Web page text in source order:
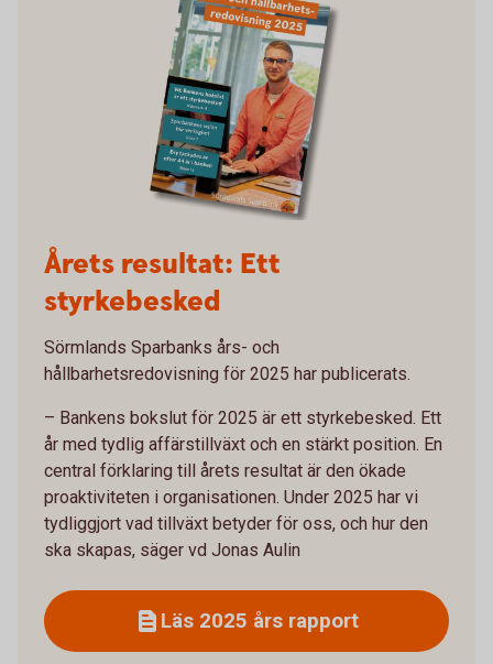
Årets resultat: Ett
styrkebesked
Sörmlands Sparbanks års- och
hållbarhetsredovisning för 2025 har publicerats.
– Bankens bokslut för 2025 är ett styrkebesked. Ett
år med tydlig affärstillväxt och en stärkt position. En
central förklaring till årets resultat är den ökade
proaktiviteten i organisationen. Under 2025 har vi
tydliggjort vad tillväxt betyder för oss, och hur den
ska skapas, säger vd Jonas Aulin
Läs 2025 års rapport